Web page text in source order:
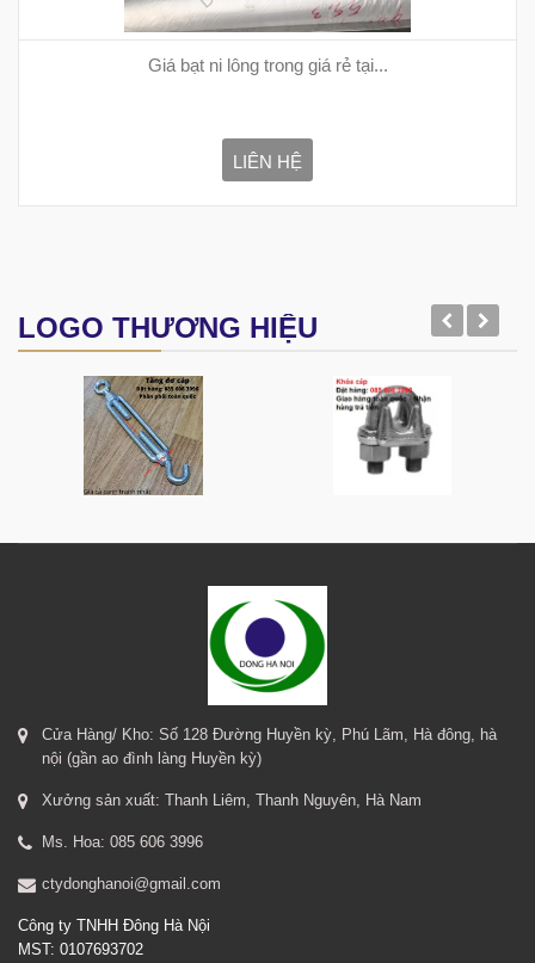
Giá bạt ni lông trong giá rẻ tại...
LIÊN HỆ
LOGO THƯƠNG HIỆU
Cửa Hàng/ Kho: Số 128 Đường Huyền kỳ, Phú Lãm, Hà đông, hà
nội (gần ao đình làng Huyền kỳ)
Xưởng sản xuất: Thanh Liêm, Thanh Nguyên, Hà Nam
Ms. Hoa: 085 606 3996
ctydonghanoi@gmail.com
Công ty TNHH Đông Hà Nội
MST: 0107693702